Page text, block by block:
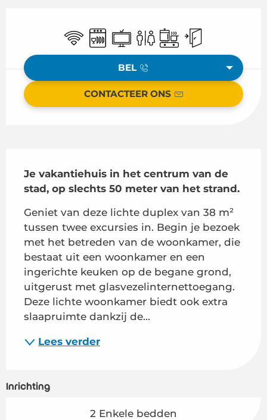
Wifi Vaatwassers
TelevisieToilettenKookplaatOnafhankelijke
BEL
CONTACTEER ONS
Je vakantiehuis in het centrum van de
stad, op slechts 50 meter van het strand.
Geniet van deze lichte duplex van 38 m²
tussen twee excursies in. Begin je bezoek
met het betreden van de woonkamer, die
bestaat uit een woonkamer en een
ingerichte keuken op de begane grond,
uitgerust met glasvezelinternettoegang.
Deze lichte woonkamer biedt ook extra
slaapruimte dankzij de...
Lees verder
Inrichting
2 Enkele bedden